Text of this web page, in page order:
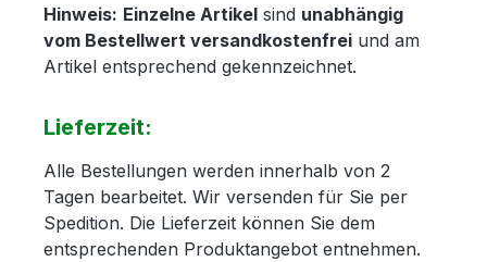
Hinweis: Einzelne Artikel sind unabhängig
vom Bestellwert versandkostenfrei und am
Artikel entsprechend gekennzeichnet.
Lieferzeit:
Alle Bestellungen werden innerhalb von 2
Tagen bearbeitet. Wir versenden für Sie per
Spedition. Die Lieferzeit können Sie dem
entsprechenden Produktangebot entnehmen.